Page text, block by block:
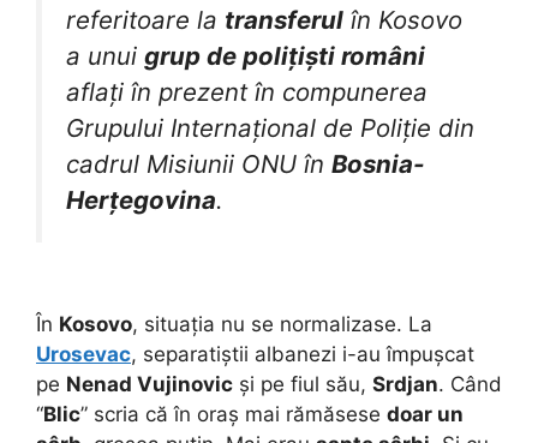
referitoare la transferul în Kosovo
a unui grup de polițiști români
aflați în prezent în compunerea
Grupului Internațional de Poliție din
cadrul Misiunii ONU în Bosnia-
Herțegovina.
În Kosovo, situația nu se normalizase. La
Urosevac, separatiștii albanezi i-au împușcat
pe Nenad Vujinovic și pe fiul său, Srdjan. Când
“Blic” scria că în oraș mai rămăsese doar un